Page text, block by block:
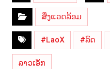
ສິ່ງແວດລ້ອມ
#LaoX #ລົດ
ລາວເອັກ